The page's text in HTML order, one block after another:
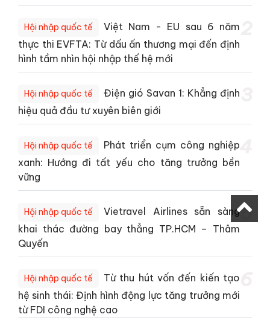
Hội nhập quốc tế
Việt Nam - EU sau 6 năm
thực thi EVFTA: Từ dấu ấn thương mại đến định
hình tầm nhìn hội nhập thế hệ mới
Hội nhập quốc tế
Điện gió Savan 1: Khẳng định
hiệu quả đầu tư xuyên biên giới
Hội nhập quốc tế
Phát triển cụm công nghiệp
xanh: Hướng đi tất yếu cho tăng trưởng bền
vững
Hội nhập quốc tế
Vietravel Airlines sẵn sàng
khai thác đường bay thẳng TP.HCM – Thâm
Quyến
5
Hội nhập quốc tế
Từ thu hút vốn đến kiến tạo
hệ sinh thái: Định hình động lực tăng trưởng mới
từ FDI công nghệ cao